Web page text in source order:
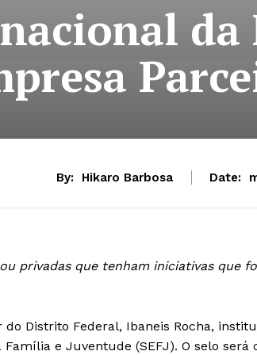
da
By: Hikaro Barbosa Date:
privadas que tenham iniciativas que
Distrito Federal, Ibaneis Rocha,
e Juventude (SEFJ). O selo será